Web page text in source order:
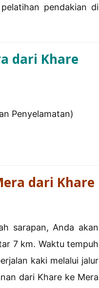
pendakian di
dari Khare
Penyelamatan)
dari Khare
sarapan, Anda akan
7 km. Waktu tempuh
kaki melalui jalur
dari Khare ke Mera